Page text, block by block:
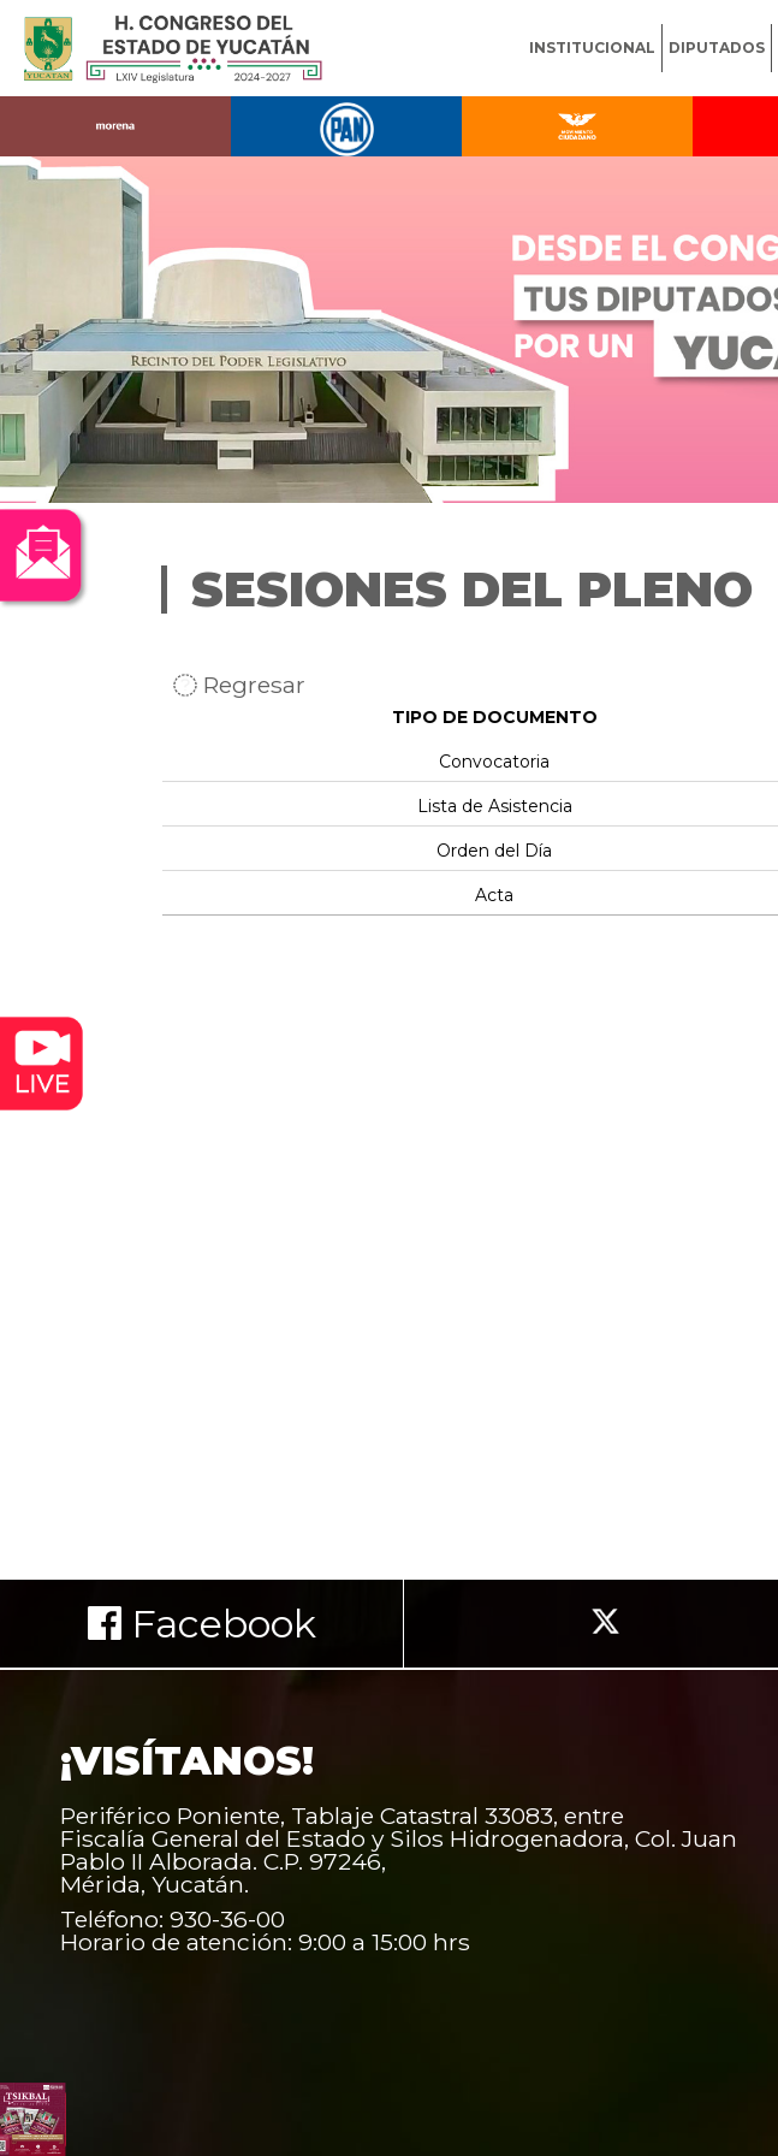
INSTITUCIONAL DIPUTADOS
SESIONES DEL PLENO
Regresar
TIPO DE DOCUMENTO
Convocatoria
Lista de Asistencia
Orden del Día
Acta
Facebook
¡VISÍTANOS!
Periférico Poniente, Tablaje Catastral 33083, entre
Fiscalía General del Estado y Silos Hidrogenadora, Col. Juan
Pablo II Alborada. C.P. 97246,
Mérida, Yucatán.
Teléfono: 930-36-00
Horario de atención: 9:00 a 15:00 hrs